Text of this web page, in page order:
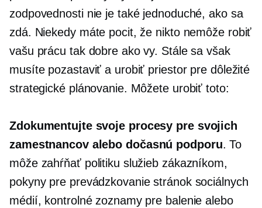
zodpovednosti nie je také jednoduché, ako sa
zdá. Niekedy máte pocit, že nikto nemôže robiť
vašu prácu tak dobre ako vy. Stále sa však
musíte pozastaviť a urobiť priestor pre dôležité
strategické plánovanie. Môžete urobiť toto:
Zdokumentujte svoje procesy pre svojich
zamestnancov alebo dočasnú podporu. To
môže zahŕňať politiku služieb zákazníkom,
pokyny pre prevádzkovanie stránok sociálnych
médií, kontrolné zoznamy pre balenie alebo